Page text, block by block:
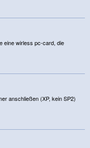
eine wirless pc-card, die
anschließen (XP, kein SP2)